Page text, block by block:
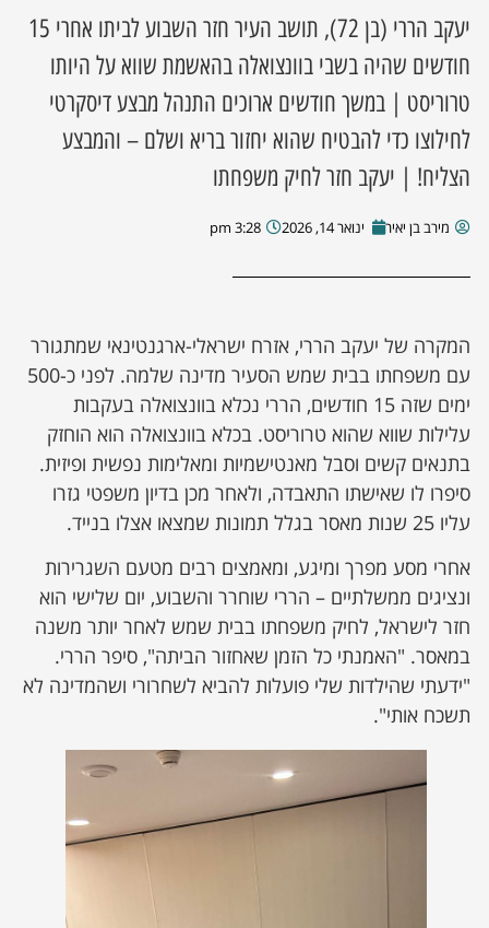
מסע מלחמה
השבוע
מקומית
עסקים
יעקב הררי (בן 72), תושב העיר חזר השבוע לביתו אחרי 15
חודשים שהיה בשבי בוונצואלה בהאשמת שווא על היותו
טרוריסט | במשך חודשים ארוכים התנהל מבצע דיסקרטי
לחילוצו כדי להבטיח שהוא יחזור בריא ושלם – והמבצע
הצליח! | יעקב חזר לחיק משפחתו
מירב בן יאיר ינואר 14, 2026 3:28 pm
המקרה של יעקב הררי, אזרח ישראלי-ארגנטינאי שמתגורר
עם משפחתו בבית שמש הסעיר מדינה שלמה. לפני כ-500
ימים שזה 15 חודשים, הררי נכלא בוונצואלה בעקבות
עלילות שווא שהוא טרוריסט. בכלא בוונצואלה הוא הוחזק
בתנאים קשים וסבל מאנטישמיות ומאלימות נפשית ופיזית.
סיפרו לו שאישתו התאבדה, ולאחר מכן בדיון משפטי גזרו
עליו 25 שנות מאסר בגלל תמונות שמצאו אצלו בנייד.
אחרי מסע מפרך ומיגע, ומאמצים רבים מטעם השגרירות
ונציגים ממשלתיים – הררי שוחרר והשבוע, יום שלישי הוא
חזר לישראל, לחיק משפחתו בבית שמש לאחר יותר משנה
במאסר. "האמנתי כל הזמן שאחזור הביתה", סיפר הררי.
"ידעתי שהילדות שלי פועלות להביא לשחרורי ושהמדינה לא
תשכח אותי".